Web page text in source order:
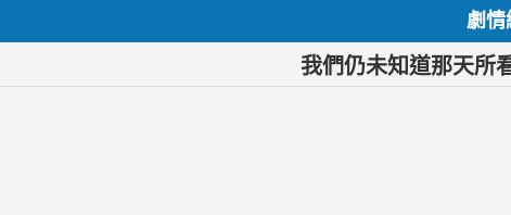
劇情
我們仍未知道那天所